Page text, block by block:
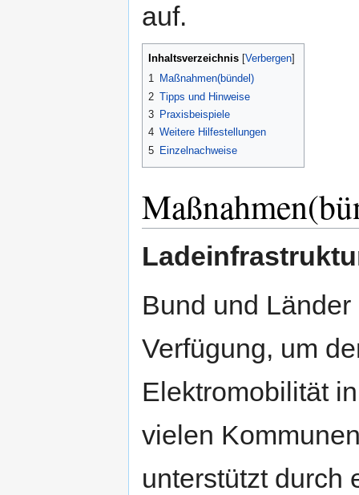
auf.
Inhaltsverzeichnis Verbergen
1 Maßnahmen(bündel)
2 Tipps und Hinweise
3 Praxisbeispiele
4 Weitere Hilfestellungen
5 Einzelnachweise
Bund und
Verfügung, um
Elektromobilität
vielen
unterstützt durch